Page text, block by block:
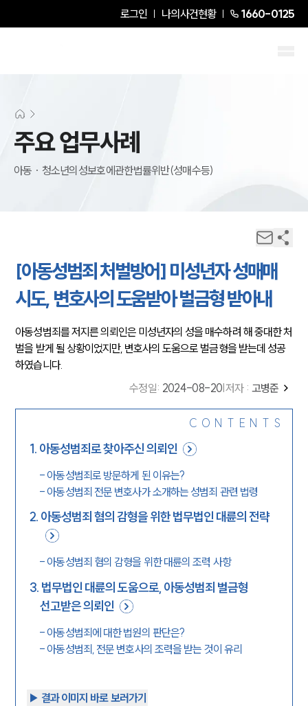
로그인 나의사건현황 1660-0125
주요 업무사례
아동 · 청소년의성보호에관한법률위반(성매수등)
[아동성범죄 처벌방어] 미성년자 성매매
시도, 변호사의 도움받아 벌금형 받아내
아동성범죄를 저지른 의뢰인은 미성년자의성을 매수하려 해 중대한 처
벌을 받게 될 상황이었지만, 변호사의 도움으로 벌금형을 받는데 성공
하였습니다.
수정일: 2024-08-20 저자 : 고병준
CONTENTS
1. 아동성범죄로 찾아주신 의뢰인
- 아동성범죄로 방문하게 된 이유는?
- 아동성범죄 전문 변호사가 소개하는 성범죄 관련 법령
2. 아동성범죄 혐의 감형을 위한 법무법인 대륜의 전략
- 아동성범죄 혐의 감형을 위한 대륜의 조력 사항
3. 법무법인 대륜의 도움으로, 아동성범죄 벌금형
선고받은 의뢰인
- 아동성범죄에 대한 법원의 판단은?
- 아동성범죄, 전문 변호사의 조력을 받는 것이 유리
▶︎ 결과 이미지 바로 보러가기